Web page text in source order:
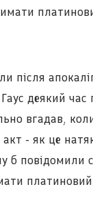
після
деякий час
вгадав,
- як це
б повідомили